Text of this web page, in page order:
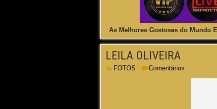
As Melhores Gostosas do Mundo
LEILA OLIVEIRA
FOTOS Comentários